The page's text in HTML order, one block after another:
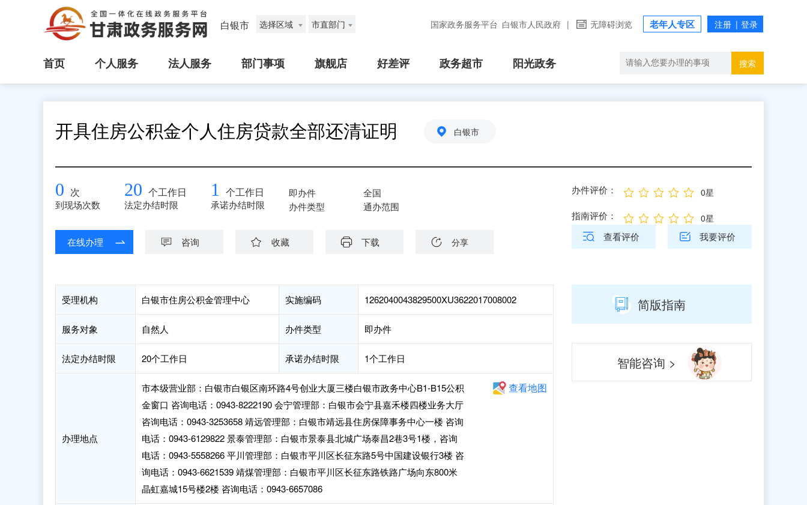
白银市 选择区域 市直部门 国家政务服务平台 白银市人民政府 | 无障碍浏览 老年人专区
首页 个人服务 法人服务 部门事项 旗舰店 好差评 政务超市 阳光政务 搜索
开具住房公积金个人住房贷款全部还清证明 白银市
0 次
到现场次数
20 个工作日
法定办结时限
1 个工作日
承诺办结时限
即办件
办件类型
全国
通办范围
在线办理 咨询 收藏 下载 分享
办件评价： 0星
指南评价： 0星
查看评价 我要评价
受理机构 白银市住房公积金管理中心 实施编码 1262040043829500XU3622017008002
服务对象 自然人 办件类型 即办件
法定办结时限 20个工作日 承诺办结时限 1个工作日
办理地点
市本级营业部：白银市白银区南环路4号创业大厦三楼白银市政务中心B1-B15公积
金窗口 咨询电话：0943-8222190 会宁管理部：白银市会宁县嘉禾楼四楼业务大厅
咨询电话：0943-3253658 靖远管理部：白银市靖远县住房保障事务中心一楼 咨询
电话：0943-6129822 景泰管理部：白银市景泰县北城广场泰昌2巷3号1楼，咨询
电话：0943-5558266 平川管理部：白银市平川区长征东路5号中国建设银行3楼 咨
询电话：0943-6621539 靖煤管理部：白银市平川区长征东路铁路广场向东800米
晶虹嘉城15号楼2楼 咨询电话：0943-6657086
查看地图
简版指南
智能咨询 >